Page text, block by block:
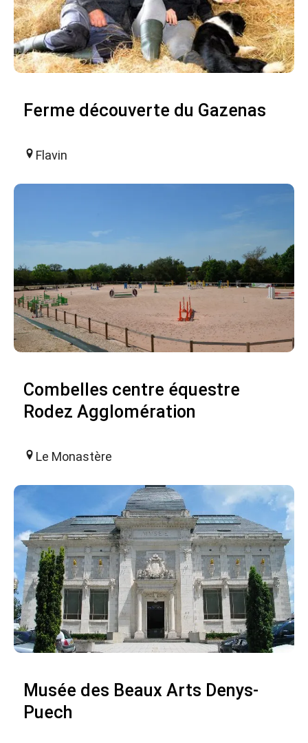
Ferme découverte du Gazenas
Flavin
Combelles centre équestre
Rodez Agglomération
Le Monastère
Musée des Beaux Arts Denys-
Puech